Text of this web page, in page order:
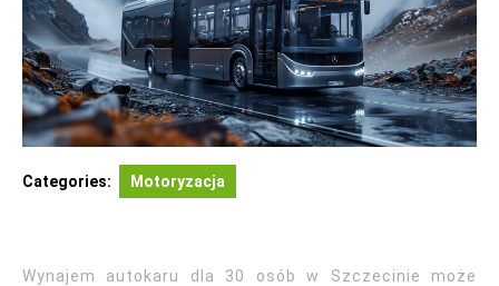
Categories: Motoryzacja
Wynajem autokaru dla 30 osób w Szczecinie może